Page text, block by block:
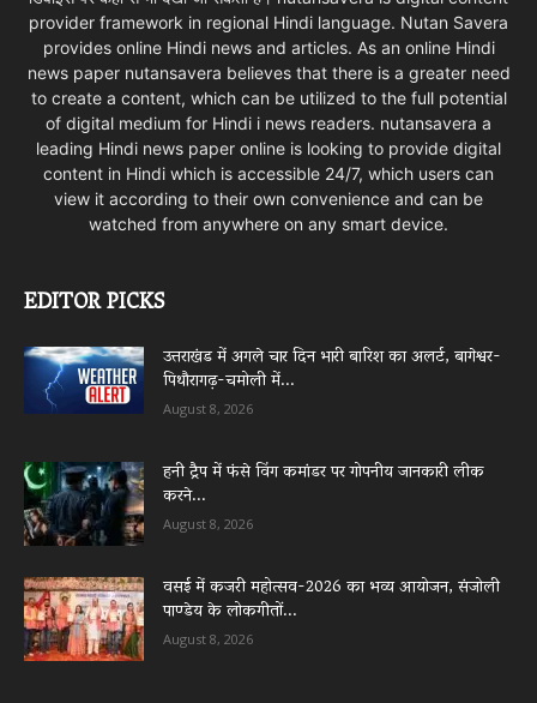
provider framework in regional Hindi language. Nutan Savera
provides online Hindi news and articles. As an online Hindi
news paper nutansavera believes that there is a greater need
to create a content, which can be utilized to the full potential
of digital medium for Hindi i news readers. nutansavera a
leading Hindi news paper online is looking to provide digital
content in Hindi which is accessible 24/7, which users can
view it according to their own convenience and can be
watched from anywhere on any smart device.
EDITOR PICKS
उत्तराखंड में अगले चार दिन भारी बारिश का अलर्ट, बागेश्वर-
पिथौरागढ़-चमोली में...
August 8, 2026
हनी ट्रैप में फंसे विंग कमांडर पर गोपनीय जानकारी लीक
करने...
August 8, 2026
वसई में कजरी महोत्सव-2026 का भव्य आयोजन, संजोली
पाण्डेय के लोकगीतों...
August 8, 2026